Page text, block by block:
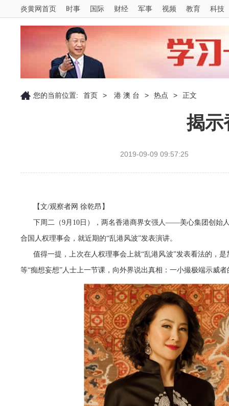
炎黄网首页 时事 国际 财经 军事 视频 教育 科技
您的当前位置: 首页 > 港 澳 台 > 热点 > 正文
揭示
2019-09-09 09:57:25
【文/观察者网 徐乾昂】
下周二（9月10日），两名香港商界女强人——美心集团创始
合国人权理事会，就近期的“乱港风波”发表演讲。
值得一提，上次在人权理事会上就“乱港风波”发表看法的，
等“痴想妄想”人士上一节课，向外界说出真相：一小撮极端示威